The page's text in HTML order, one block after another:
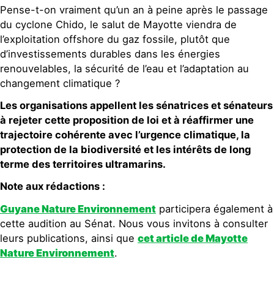
Pense-t-on vraiment qu’un an à peine après le passage
du cyclone Chido, le salut de Mayotte viendra de
l’exploitation offshore du gaz fossile, plutôt que
d’investissements durables dans les énergies
renouvelables, la sécurité de l’eau et l’adaptation au
changement climatique ?
Les organisations appellent les sénatrices et sénateurs
à rejeter cette proposition de loi et à réaffirmer une
trajectoire cohérente avec l’urgence climatique, la
protection de la biodiversité et les intérêts de long
terme des territoires ultramarins.
Note aux rédactions :
Guyane Nature Environnement participera également à
cette audition au Sénat. Nous vous invitons à consulter
leurs publications, ainsi que cet article de Mayotte
Nature Environnement.